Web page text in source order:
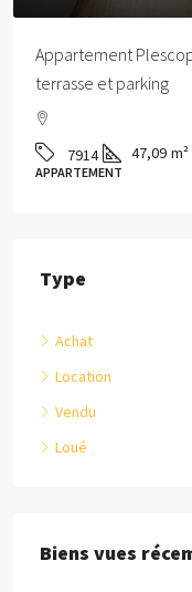
Appartement
terrasse et parking
7914 47,09 m²
APPARTEMENT
Type
Achat
Location
Vendu
Loué
Biens vues